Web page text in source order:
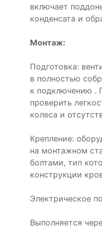
включает
конденсата и
Монтаж:
Подготовка:
в полностью
к подключению .
проверить
колеса и
Крепление:
на монтажном
болтами, тип
конструкции
Электрическое
Выполняется